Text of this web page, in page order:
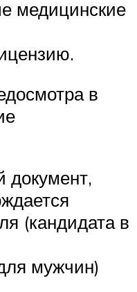
медицинские
в
документ,
(кандидата в
мужчин)